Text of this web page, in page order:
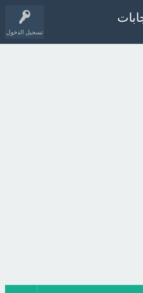
تسجيل الدخول